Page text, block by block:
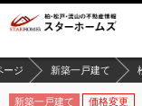
ージ 新築一戸建て
新築一戸建て 価格変更